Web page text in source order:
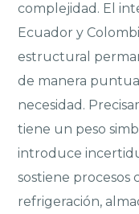
complejidad. El
Ecuador y
estructural
de manera
necesidad.
tiene un peso
introduce
sostiene procesos
refrigeración,